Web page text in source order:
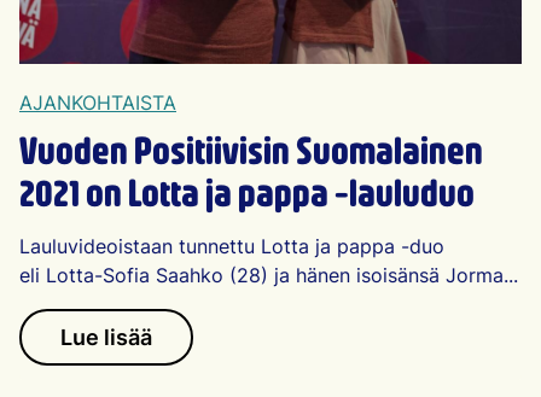
AJANKOHTAISTA
Vuoden Positiivisin Suomalainen
2021 on Lotta ja pappa -lauluduo
Lauluvideoistaan tunnettu Lotta ja pappa -duo
eli Lotta-Sofia Saahko (28) ja hänen isoisänsä Jorma...
Lue lisää